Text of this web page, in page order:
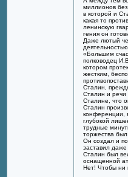
миллионов
в которой и
какая то
ленинскую
гения он
Даже лютый
«Большим
полководец
котором
жестким,
Сталин,
Сталин и речи
Сталине, что
Сталин
конференции,
глубокой
трудные
торжества
Он создал и
заставил
Сталин был
оснащенной
Нет! Чтобы ни